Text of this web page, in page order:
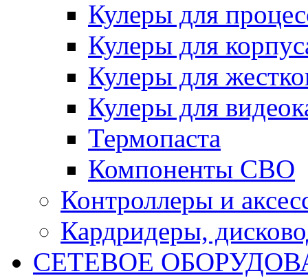
Кулеры для
Кулеры для
Кулеры для
Кулеры для
Термопаста
Компоненты СВО
Контроллеры и
Кардридеры,
СЕТЕВОЕ